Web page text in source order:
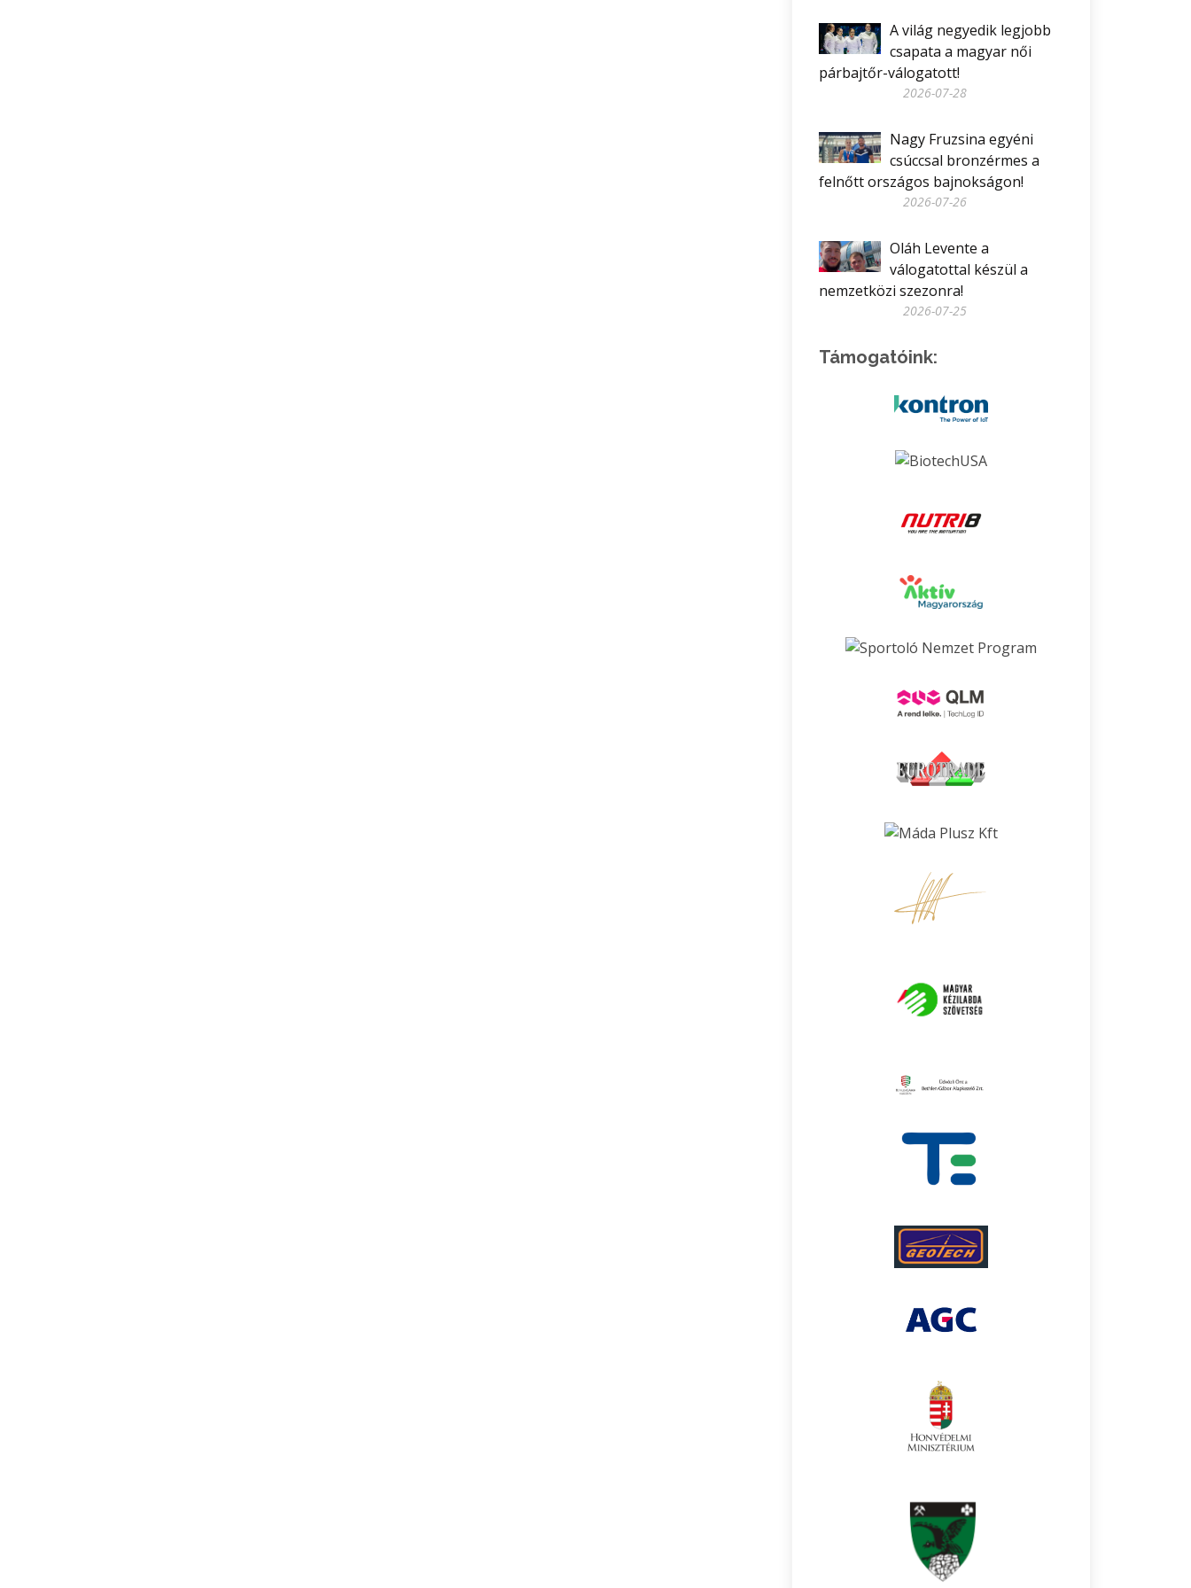
A világ negyedik legjobb
csapata a magyar női
párbajtőr-válogatott!
2026-07-28
Nagy Fruzsina egyéni
csúccsal bronzérmes a
felnőtt országos bajnokságon!
2026-07-26
Oláh Levente a
válogatottal készül a
nemzetközi szezonra!
2026-07-25
Támogatóink: